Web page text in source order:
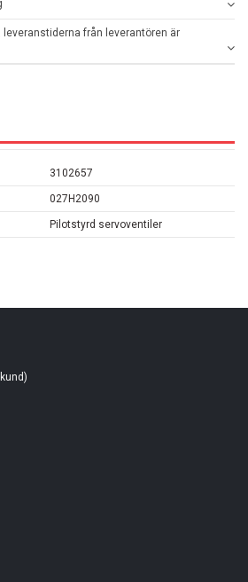
från leverantören är
3102657
027H2090
Pilotstyrd servoventiler